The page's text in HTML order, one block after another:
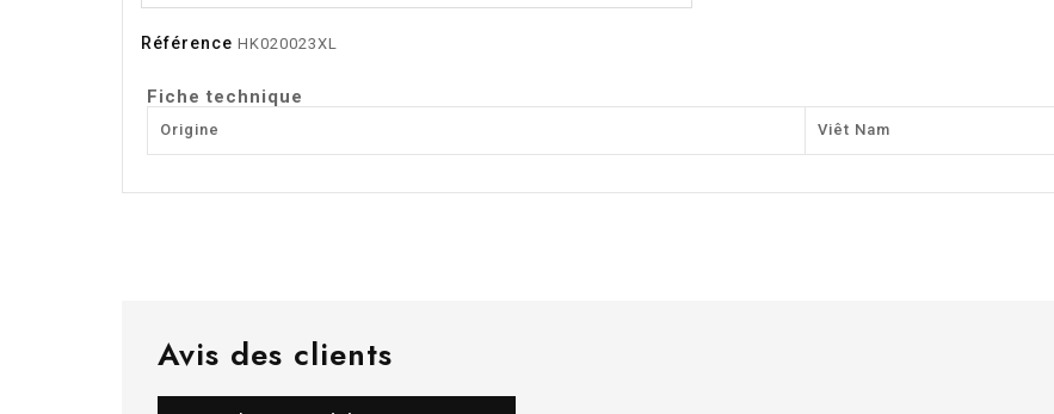
Référence HK020023XL
Fiche technique
Origine Viêt Nam
Avis des clients